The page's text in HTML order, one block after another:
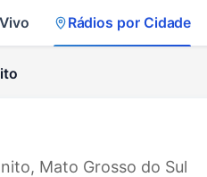
Rádios por Cidade
Mato Grosso do Sul